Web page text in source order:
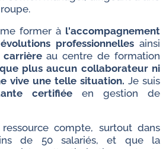
former à l'accompagnement
professionnelles ainsi
au centre de formation
plus aucun collaborateur ni
vive une telle situation. Je suis
certifiée en gestion de
compte, surtout dans
de 50 salariés, et que la